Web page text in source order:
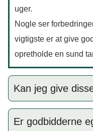
uger.
Nogle ser
vigtigste er at give
opretholde en sund
Kan jeg give
Er godbidderne